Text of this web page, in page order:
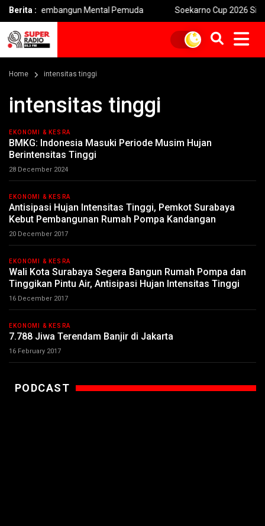
Berita :
Membangun Mental Pemuda Soekarno Cup 2026 Siap
Home intensitas tinggi
intensitas tinggi
EKONOMI & KESRA
BMKG: Indonesia Masuki Periode Musim Hujan
Berintensitas Tinggi
28 December 2024
EKONOMI & KESRA
Antisipasi Hujan Intensitas Tinggi, Pemkot Surabaya
Kebut Pembangunan Rumah Pompa Kandangan
20 December 2017
EKONOMI & KESRA
Wali Kota Surabaya Segera Bangun Rumah Pompa dan
Tinggikan Pintu Air, Antisipasi Hujan Intensitas Tinggi
16 December 2017
EKONOMI & KESRA
7.788 Jiwa Terendam Banjir di Jakarta
16 February 2017
PODCAST